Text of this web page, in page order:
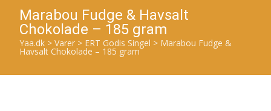
Marabou Fudge & Havsalt
Chokolade – 185 gram
Yaa.dk > Varer > ERT Godis Singel > Marabou Fudge &
Havsalt Chokolade – 185 gram